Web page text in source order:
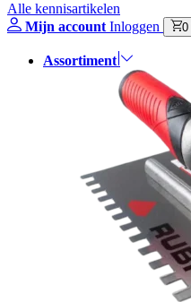
Alle kennisartikelen
Mijn account Inloggen 0
Assortiment